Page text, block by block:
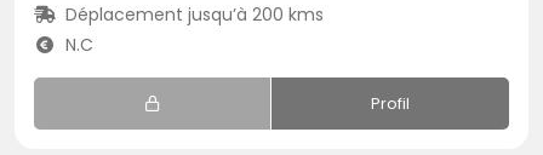
Déplacement jusqu’à 200 kms
N.C
Profil